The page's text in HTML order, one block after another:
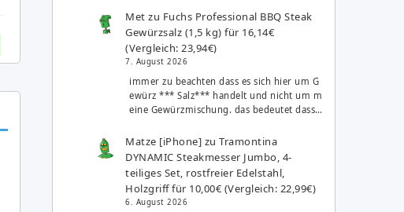
Met zu Fuchs Professional BBQ Steak
Gewürzsalz (1,5 kg) für 16,14€
(Vergleich: 23,94€)
7. August 2026
immer zu beachten dass es sich hier um G
ewürz *** Salz*** handelt und nicht um m
eine Gewürzmischung. das bedeutet dass…
Matze [iPhone] zuTramontina
DYNAMIC Steakmesser Jumbo, 4-
teiliges Set, rostfreier Edelstahl,
Holzgriff für 10,00€ (Vergleich: 22,99€)
6. August 2026